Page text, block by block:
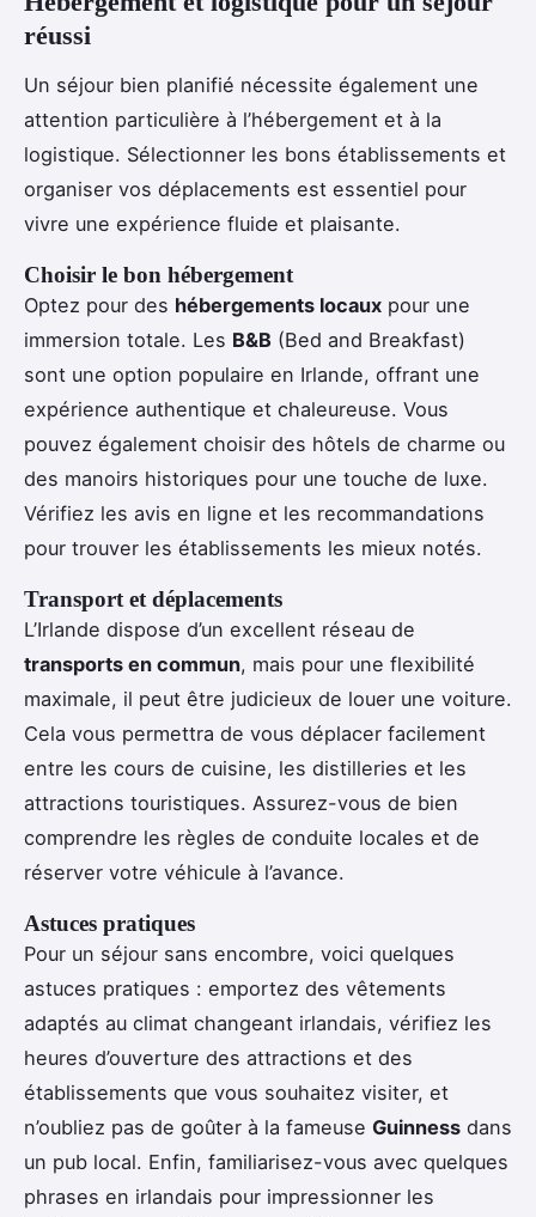
réussi
Un séjour bien planifié nécessite également une
attention particulière à l’hébergement et à la
logistique. Sélectionner les bons établissements et
organiser vos déplacements est essentiel pour
vivre une expérience fluide et plaisante.
Choisir le bon hébergement
Optez pour des hébergements locaux pour une
immersion totale. Les B&B (Bed and Breakfast)
sont une option populaire en Irlande, offrant une
expérience authentique et chaleureuse. Vous
pouvez également choisir des hôtels de charme ou
des manoirs historiques pour une touche de luxe.
Vérifiez les avis en ligne et les recommandations
pour trouver les établissements les mieux notés.
Transport et déplacements
L’Irlande dispose d’un excellent réseau de
transports en commun, mais pour une flexibilité
maximale, il peut être judicieux de louer une voiture.
Cela vous permettra de vous déplacer facilement
entre les cours de cuisine, les distilleries et les
attractions touristiques. Assurez-vous de bien
comprendre les règles de conduite locales et de
réserver votre véhicule à l’avance.
Astuces pratiques
Pour un séjour sans encombre, voici quelques
astuces pratiques : emportez des vêtements
adaptés au climat changeant irlandais, vérifiez les
heures d’ouverture des attractions et des
établissements que vous souhaitez visiter, et
n’oubliez pas de goûter à la fameuse Guinness dans
un pub local. Enfin, familiarisez-vous avec quelques
phrases en irlandais pour impressionner les